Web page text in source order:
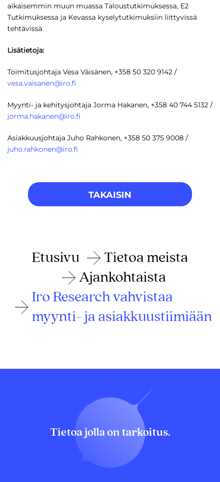
aikaisemmin muun muassa Taloustutkimuksessa, E2
Tutkimuksessa ja Kevassa kyselytutkimuksiin liittyvissä
tehtävissä.
Lisätietoja:
Toimitusjohtaja Vesa Väisänen, +358 50 320 9142 /
vesa.vaisanen@iro.fi
Myynti- ja kehitysjohtaja Jorma Hakanen, +358 40 744 5132 /
jorma.hakanen@iro.fi
Asiakkuusjohtaja Juho Rahkonen, +358 50 375 9008 /
juho.rahkonen@iro.fi
TAKAISIN
Etusivu
Tietoa meista
Ajankohtaista
Iro Research vahvistaa
myynti- ja asiakkuustiimiään
Tietoa jolla on tarkoitus.